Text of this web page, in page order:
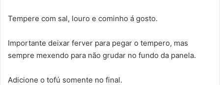
Tempere com sal, louro e cominho á gosto.
Importante deixar ferver para pegar o tempero, mas
sempre mexendo para não grudar no fundo da panela.
Adicione o tofú somente no final.